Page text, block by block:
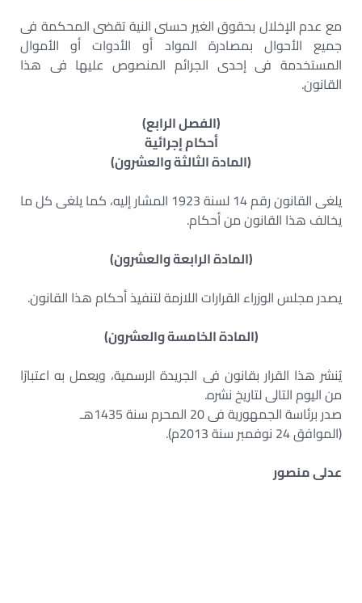
مع عدم الإخلال بحقوق الغير حسنى النية تقضى المحكمة فى
جميع الأحوال بمصادرة المواد أو الأدوات أو الأموال
المستخدمة فى إحدى الجرائم المنصوص عليها فى هذا
القانون.
(الفصل الرابع)
أحكام إجرائية
(المادة الثالثة والعشرون)
يلغى القانون رقم 14 لسنة 1923 المشار إليه، كما يلغى كل ما
يخالف هذا القانون من أحكام.
(المادة الرابعة والعشرون)
يصدر مجلس الوزراء القرارات اللازمة لتنفيذ أحكام هذا القانون.
(المادة الخامسة والعشرون)
يُنشر هذا القرار بقانون فى الجريدة الرسمية، ويعمل به اعتبارًا
من اليوم التالى لتاريخ نشره.
صدر برئاسة الجمهورية فى 20 المحرم سنة 1435هـ
(الموافق 24 نوفمبر سنة 2013م).
عدلى منصور